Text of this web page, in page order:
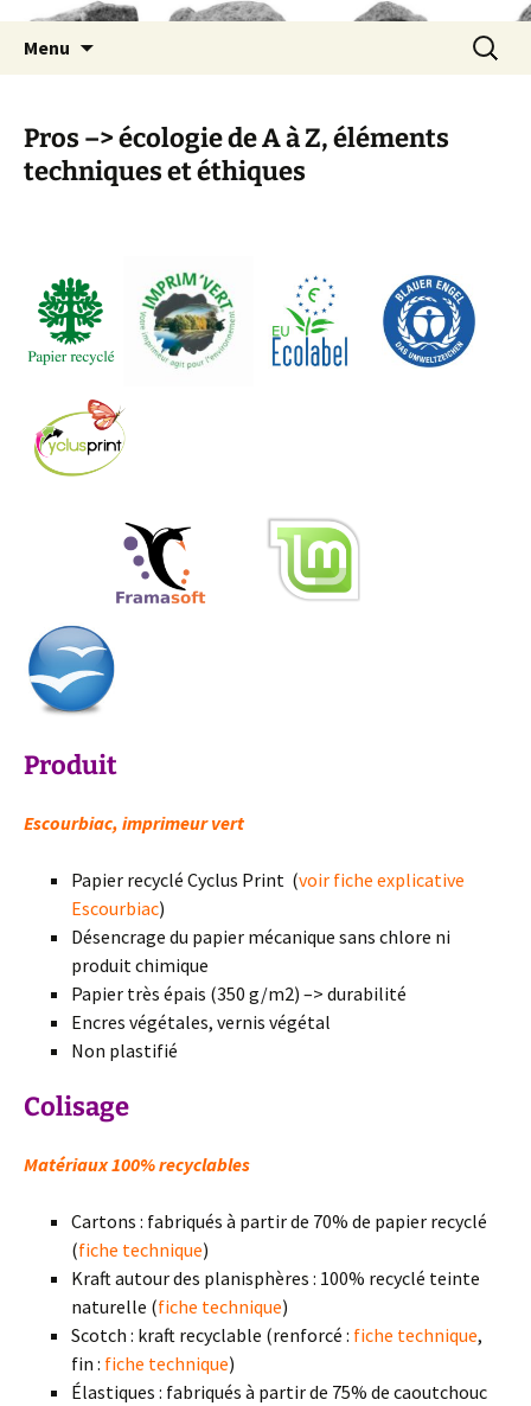
Menu
Pros –> écologie de A à Z, éléments
techniques et éthiques
Produit
Escourbiac, imprimeur vert
Papier recyclé Cyclus Print (voir fiche explicative
Escourbiac)
Désencrage du papier mécanique sans chlore ni
produit chimique
Papier très épais (350 g/m2) –> durabilité
Encres végétales, vernis végétal
Non plastifié
Colisage
Matériaux 100% recyclables
Cartons : fabriqués à partir de 70% de papier recyclé
(fiche technique)
Kraft autour des planisphères : 100% recyclé teinte
naturelle (fiche technique)
Scotch : kraft recyclable (renforcé : fiche technique,
fin : fiche technique)
Élastiques : fabriqués à partir de 75% de caoutchouc